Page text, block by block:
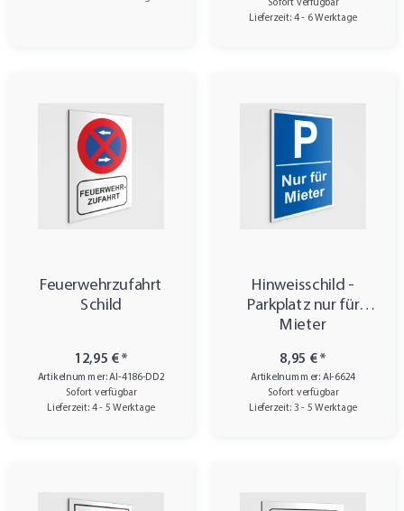
Sofort verfügbar
Lieferzeit: 4 - 6 Werktage
Feuerwehrzufahrt
Schild
12,95 €*
Artikelnummer: AI-4186-DD2
Sofort verfügbar
Lieferzeit: 4 - 5 Werktage
Hinweisschild -
Parkplatz nur für
Mieter
8,95 €*
Artikelnummer: AI-6624
Sofort verfügbar
Lieferzeit: 3 - 5 Werktage